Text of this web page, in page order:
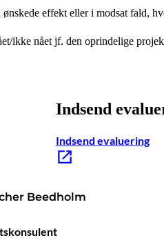
effekt eller i modsat fald,
ikke nået jf. den oprindelige
Indsend
Indsend evaluering
Beedholm